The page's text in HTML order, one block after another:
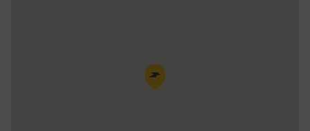
Pin de la carte